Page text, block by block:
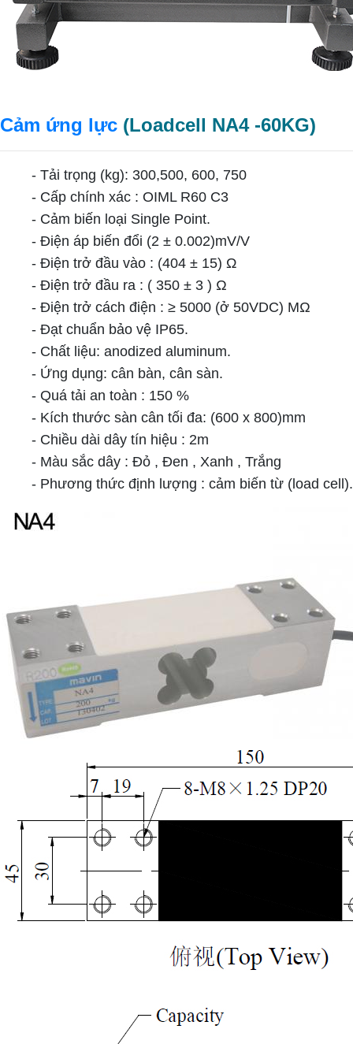
Cảm ứng lực (Loadcell NA4 -60KG)
- Tải trọng (kg): 300,500, 600, 750
- Cấp chính xác : OIML R60 C3
- Cảm biến loại Single Point.
- Điện áp biến đổi (2 ± 0.002)mV/V
- Điện trở đầu vào : (404 ± 15) Ω
- Điện trở đầu ra : ( 350 ± 3 ) Ω
- Điện trở cách điện : ≥ 5000 (ở 50VDC) MΩ
- Đạt chuẩn bảo vệ IP65.
- Chất liệu: anodized aluminum.
- Ứng dụng: cân bàn, cân sàn.
- Quá tải an toàn : 150 %
- Kích thước sàn cân tối đa: (600 x 800)mm
- Chiều dài dây tín hiệu : 2m
- Màu sắc dây : Đỏ , Đen , Xanh , Trắng
- Phương thức định lượng : cảm biến từ (load